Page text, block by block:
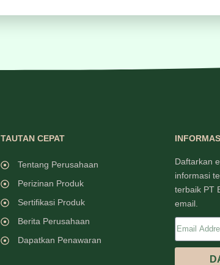
TAUTAN CEPAT
Tentang Perusahaan
Perizinan Produk
Sertifikasi Produk
Berita Perusahaan
Dapatkan Penawaran
Daftarkan
informasi
terbaik PT
email.